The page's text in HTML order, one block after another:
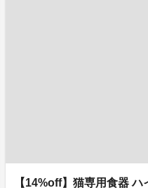
【14%off】猫専用食器 ハ